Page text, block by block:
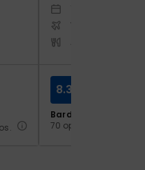
Warszawa -
Bardzo dobry
70 opinii
8.3